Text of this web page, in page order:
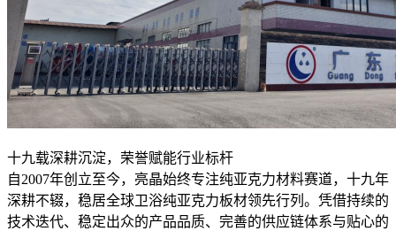
十九载深耕沉淀，荣誉赋能行业标杆
自2007年创立至今，亮晶始终专注纯亚克力材料赛道，十九年
深耕不辍，稳居全球卫浴纯亚克力板材领先行列。凭借持续的
技术迭代、稳定出众的产品品质、完善的供应链体系与贴心的